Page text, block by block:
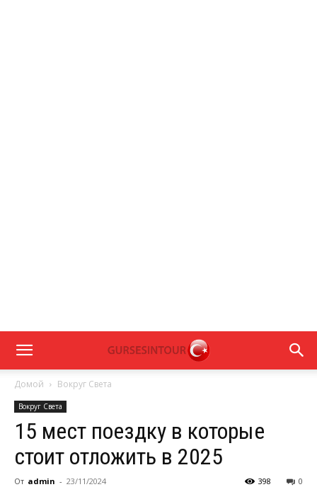
Домой Вокруг Света
Вокруг Света
15 мест поездку в которые
стоит отложить в 2025
От admin - 23/11/2024 0
398